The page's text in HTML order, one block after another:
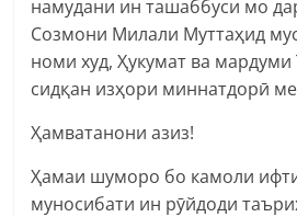
намудани ин ташаббуси мо
Созмони Милали Муттаҳид
номи худ, Ҳукумат ва мардуми
сидқан изҳори миннатдорӣ
Ҳамватанони азиз!
Ҳамаи шуморо бо камоли
муносибати ин рӯйдоди